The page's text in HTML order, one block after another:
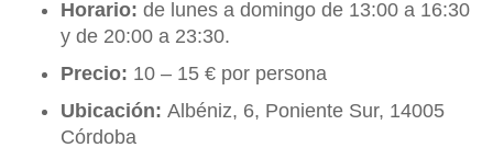
Horario: de lunes a domingo de 13:00 a 16:30
y de 20:00 a 23:30.
Precio: 10 – 15 € por persona
Ubicación: Albéniz, 6, Poniente Sur, 14005
Córdoba